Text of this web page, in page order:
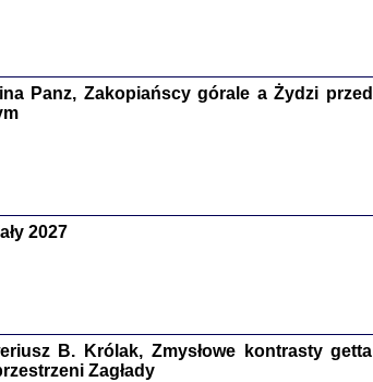
Zagłada Żydów.
Sewek Okonowski, oprac. Marta Janczewska
Panz, Zakopiańscy górale a Żydzi przed
2027
B. Królak, Zmysłowe kontrasty getta
Zagłady